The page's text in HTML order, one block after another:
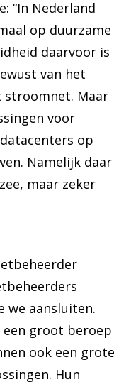
“In Nederland
op duurzame
daarvoor is
van het
stroomnet. Maar
voor
op
Namelijk daar
maar zeker
we aansluiten.
groot beroep
ook een grote
Hun